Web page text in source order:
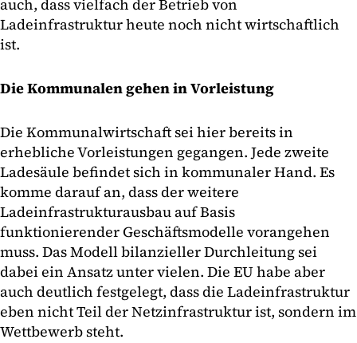
auch, dass vielfach der Betrieb von
Ladeinfrastruktur heute noch nicht wirtschaftlich
ist.
Die Kommunalen gehen in Vorleistung
Die Kommunalwirtschaft sei hier bereits in
erhebliche Vorleistungen gegangen. Jede zweite
Ladesäule befindet sich in kommunaler Hand. Es
komme darauf an, dass der weitere
Ladeinfrastrukturausbau auf Basis
funktionierender Geschäftsmodelle vorangehen
muss. Das Modell bilanzieller Durchleitung sei
dabei ein Ansatz unter vielen. Die EU habe aber
auch deutlich festgelegt, dass die Ladeinfrastruktur
eben nicht Teil der Netzinfrastruktur ist, sondern im
Wettbewerb steht.